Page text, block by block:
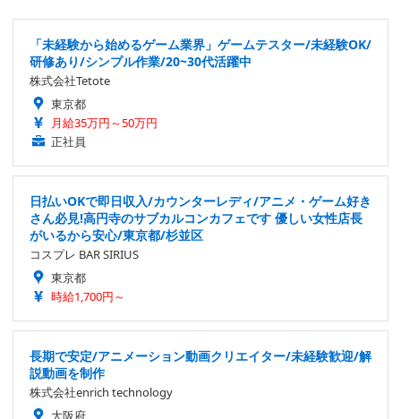
「未経験から始めるゲーム業界」ゲームテスター/未経験OK/
研修あり/シンプル作業/20~30代活躍中
株式会社Tetote
東京都
月給35万円～50万円
正社員
日払いOKで即日収入/カウンターレディ/アニメ・ゲーム好き
さん必見!高円寺のサブカルコンカフェです 優しい女性店長
がいるから安心/東京都/杉並区
コスプレ BAR SIRIUS
東京都
時給1,700円～
長期で安定/アニメーション動画クリエイター/未経験歓迎/解
説動画を制作
株式会社enrich technology
大阪府